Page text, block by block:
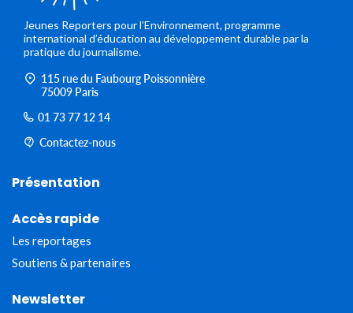
Jeunes Reporters pour l’Environnement, programme
international d’éducation au développement durable par la
pratique du journalisme.
115 rue du Faubourg Poissonnière
75009 Paris
01 73 77 12 14
Contactez-nous
Présentation
Accès rapide
Les reportages
Soutiens & partenaires
Newsletter